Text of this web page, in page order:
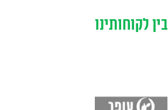
בין לקוחותינו